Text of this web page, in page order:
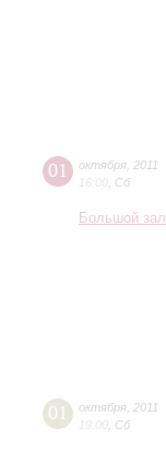
01 октября 2011
16:00 Сб
Большой зал
01 октября 2011
19:00 Сб